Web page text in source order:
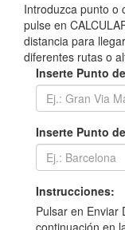
Introduzca punto o
pulse en
distancia para
diferentes rutas o
Inserte Punto
Inserte Punto
Instrucciones:
Pulsar en Enviar
continuación en